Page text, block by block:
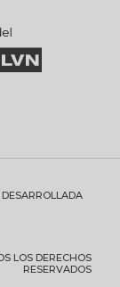
LOS DERECHOS
RESERVADOS